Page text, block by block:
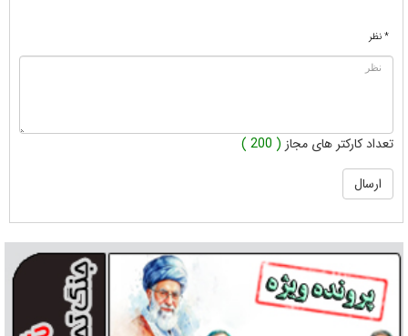
* نظر
تعداد کارکتر های مجاز( 200 )